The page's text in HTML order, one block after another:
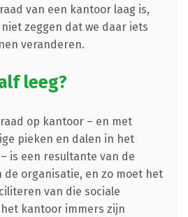
van een kantoor laag is,
zeggen dat we daar iets
veranderen.
leeg?
op kantoor – en met
pieken en dalen in het
is een resultante van de
de organisatie, en zo moet het
van die sociale
kantoor immers zijn